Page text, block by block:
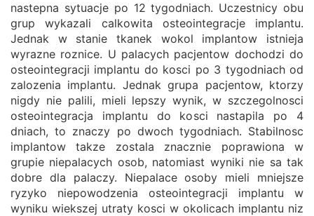
nastepna sytuacje po 12 tygodniach. Uczestnicy obu
grup wykazali calkowita osteointegracje implantu.
Jednak w stanie tkanek wokol implantow istnieja
wyrazne roznice. U palacych pacjentow dochodzi do
osteointegracji implantu do kosci po 3 tygodniach od
zalozenia implantu. Jednak grupa pacjentow, ktorzy
nigdy nie palili, mieli lepszy wynik, w szczegolnosci
osteointegracja implantu do kosci nastapila po 4
dniach, to znaczy po dwoch tygodniach. Stabilnosc
implantow takze zostala znacznie poprawiona w
grupie niepalacych osob, natomiast wyniki nie sa tak
dobre dla palaczy. Niepalace osoby mieli mniejsze
ryzyko niepowodzenia osteointegracji implantu w
wyniku wiekszej utraty kosci w okolicach implantu niz